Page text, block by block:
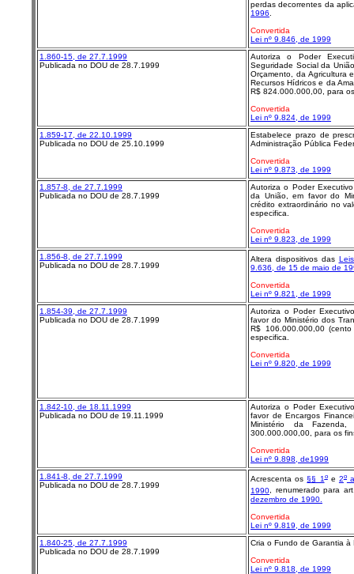
perdas decorrentes da
1996.
Convertida
Lei nº 9.846, de 1999
1.860-15, de 27.7.1999
Publicada no DOU de 28.7.1999
Autoriza o Poder
Seguridade Social da
Orçamento, da Agricultura
Recursos Hídricos e da
R$ 824.000.000,00, para
Convertida
Lei nº 9.824, de 1999
1.859-17, de 22.10.1999
Publicada no DOU de 25.10.1999
Estabelece prazo de
Administração Pública
Convertida
Lei nº 9.873, de 1999
1.857-8, de 27.7.1999
Publicada no DOU de 28.7.1999
Autoriza o Poder
da União, em favor do
crédito extraordinário no
especifica.
Convertida
Lei nº 9.823, de 1999
1.856-8, de 27.7.1999
Publicada no DOU de 28.7.1999
Altera dispositivos das
9.636, de 15 de maio de
Convertida
Lei nº 9.821, de 1999
1.854-39, de 27.7.1999
Publicada no DOU de 28.7.1999
Autoriza o Poder
favor do Ministério dos
R$ 106.000.000,00
especifica.
Convertida
Lei nº 9.820, de 1999
1.842-10, de 18.11.1999
Publicada no DOU de 19.11.1999
Autoriza o Poder
favor de Encargos
Ministério da
300.000.000,00, para os
Convertida
Lei nº 9.898, de1999
1.841-8, de 27.7.1999
Publicada no DOU de 28.7.1999
Acrescenta os§§ 1oe 2o
1990, renumerado para
dezembro de 1990.
Convertida
Lei nº 9.819, de 1999
1.840-25, de 27.7.1999
Publicada no DOU de 28.7.1999
Cria o Fundo de Garantia
Convertida
Lei nº 9.818, de 1999